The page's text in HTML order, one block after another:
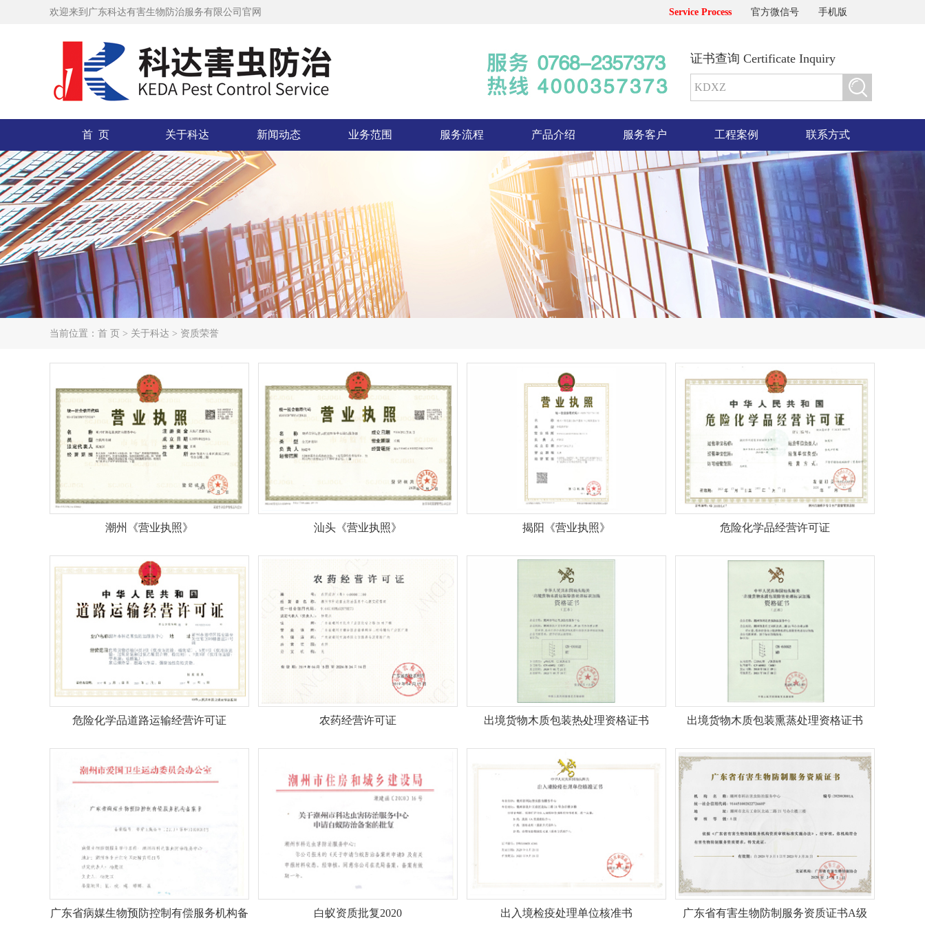
欢迎来到广东科达有害生物防治服务有限公司官网 Service Process 官方微信号 手机版
证书查询 Certificate Inquiry
首 页 关于科达 新闻动态 业务范围 服务流程 产品介绍 服务客户 工程案例 联系方式
当前位置：首 页 > 关于科达 > 资质荣誉
潮州《营业执照》 汕头《营业执照》 揭阳《营业执照》 危险化学品经营许可证
危险化学品道路运输经营许可证 农药经营许可证 出境货物木质包装热处理资格证书 出境货物木质包装熏蒸处理资格证书
广东省病媒生物预防控制有偿服务机构备 白蚁资质批复2020 出入境检疫处理单位核准书 广东省有害生物防制服务资质证书A级